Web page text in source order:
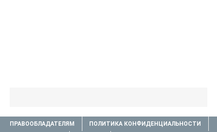
ПРАВООБЛАДАТЕЛЯМ ПОЛИТИКА КОНФИДЕНЦИАЛЬНОСТИ